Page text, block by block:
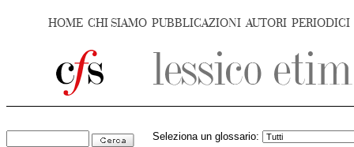
HOME CHI SIAMO PUBBLICAZIONI AUTORI PERIODICI
Seleziona un glossario: